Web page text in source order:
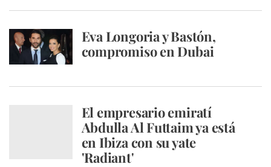
Eva Longoria y Bastón,
compromiso en Dubai
El empresario emiratí
Abdulla Al Futtaim ya está
en Ibiza con su yate
'Radiant'